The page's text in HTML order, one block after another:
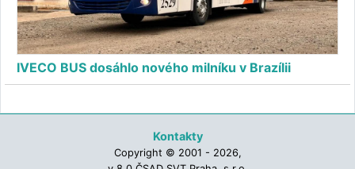
IVECO BUS dosáhlo nového milníku v Brazílii
Kontakty
Copyright © 2001 - 2026,